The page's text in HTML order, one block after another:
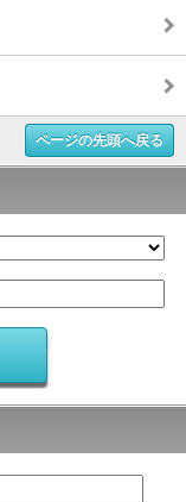
ページの先頭へ戻る